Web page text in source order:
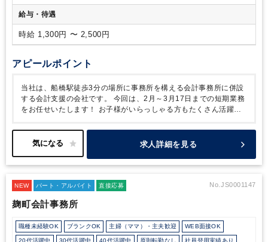
所）
給与・待遇
時給 1,300円 〜 2,500円
アピールポイント
当社は、船橋駅徒歩3分の場所に事務所を構える会計事務所に併設
する会計支援の会社です。
今回は、2月～3月17日までの短期業務
をお任せいたします！
お子様がいらっしゃる方もたくさん活躍中
と両立しながら活躍できます。仕事もプライベートも相談し合え
る仲間がいる職場で一緒にお仕事をしませんか？沢山のご応募お
求人詳細を見る
NEW パート・アルバイト 直接応募 No.JS0001147
麹町会計事務所
職種未経験OK ブランクOK 主婦（ママ）・主夫歓迎 WEB面接OK
20代活躍中 30代活躍中 40代活躍中 原則転勤なし 社員登用実績あり